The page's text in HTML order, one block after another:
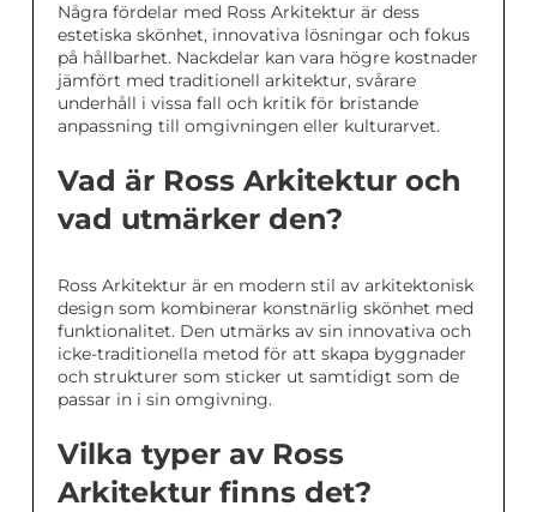
Några fördelar med Ross Arkitektur är dess
estetiska skönhet, innovativa lösningar och fokus
på hållbarhet. Nackdelar kan vara högre kostnader
jämfört med traditionell arkitektur, svårare
underhåll i vissa fall och kritik för bristande
anpassning till omgivningen eller kulturarvet.
Vad är Ross Arkitektur och
vad utmärker den?
Ross Arkitektur är en modern stil av arkitektonisk
design som kombinerar konstnärlig skönhet med
funktionalitet. Den utmärks av sin innovativa och
icke-traditionella metod för att skapa byggnader
och strukturer som sticker ut samtidigt som de
passar in i sin omgivning.
Vilka typer av Ross
Arkitektur finns det?